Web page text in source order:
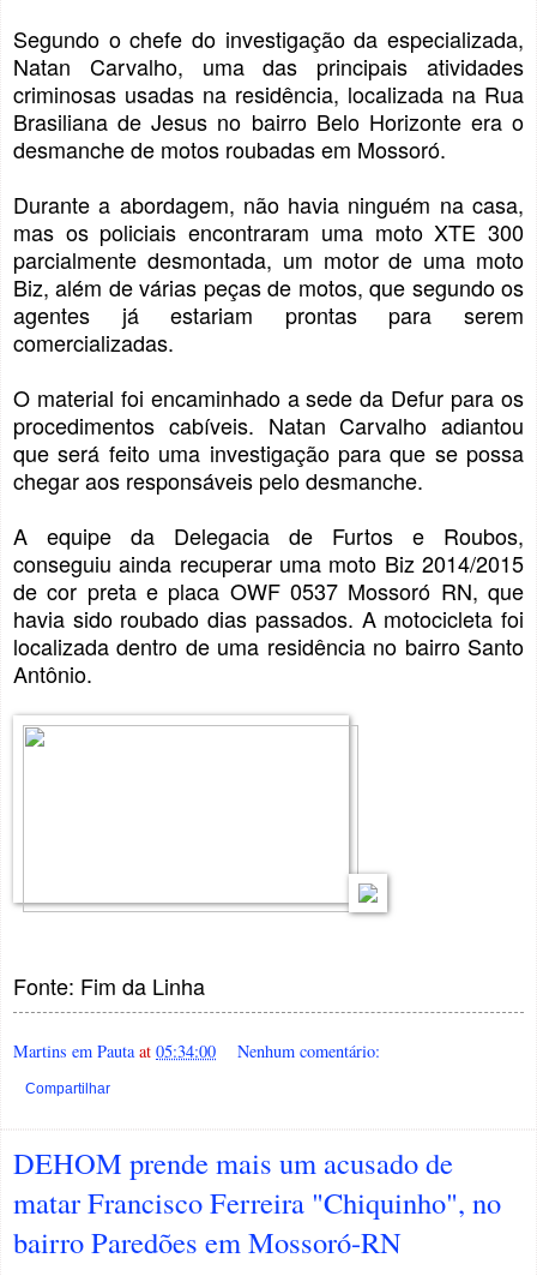
Segundo o chefe do investigação da especializada,
Natan Carvalho, uma das principais atividades
criminosas usadas na residência, localizada na Rua
Brasiliana de Jesus no bairro Belo Horizonte era o
desmanche de motos roubadas em Mossoró.
Durante a abordagem, não havia ninguém na casa,
mas os policiais encontraram uma moto XTE 300
parcialmente desmontada, um motor de uma moto
Biz, além de várias peças de motos, que segundo os
agentes já estariam prontas para serem
comercializadas.
O material foi encaminhado a sede da Defur para os
procedimentos cabíveis. Natan Carvalho adiantou
que será feito uma investigação para que se possa
chegar aos responsáveis pelo desmanche.
A equipe da Delegacia de Furtos e Roubos,
conseguiu ainda recuperar uma moto Biz 2014/2015
de cor preta e placa OWF 0537 Mossoró RN, que
havia sido roubado dias passados. A motocicleta foi
localizada dentro de uma residência no bairro Santo
Antônio.
Fonte: Fim da Linha
Martins em Pauta at 05:34:00 Nenhum comentário:
Compartilhar
DEHOM prende mais um acusado de
matar Francisco Ferreira "Chiquinho", no
bairro Paredões em Mossoró-RN